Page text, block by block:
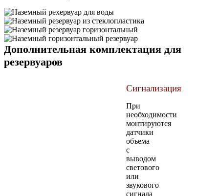
Дополнительная комплектация для
резервуаров
Сигнализация
При
необходимости
монтируются
датчики
объема
с
выводом
светового
или
звукового
сигнала